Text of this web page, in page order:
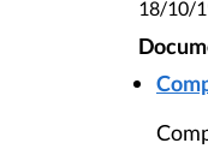
18/10/